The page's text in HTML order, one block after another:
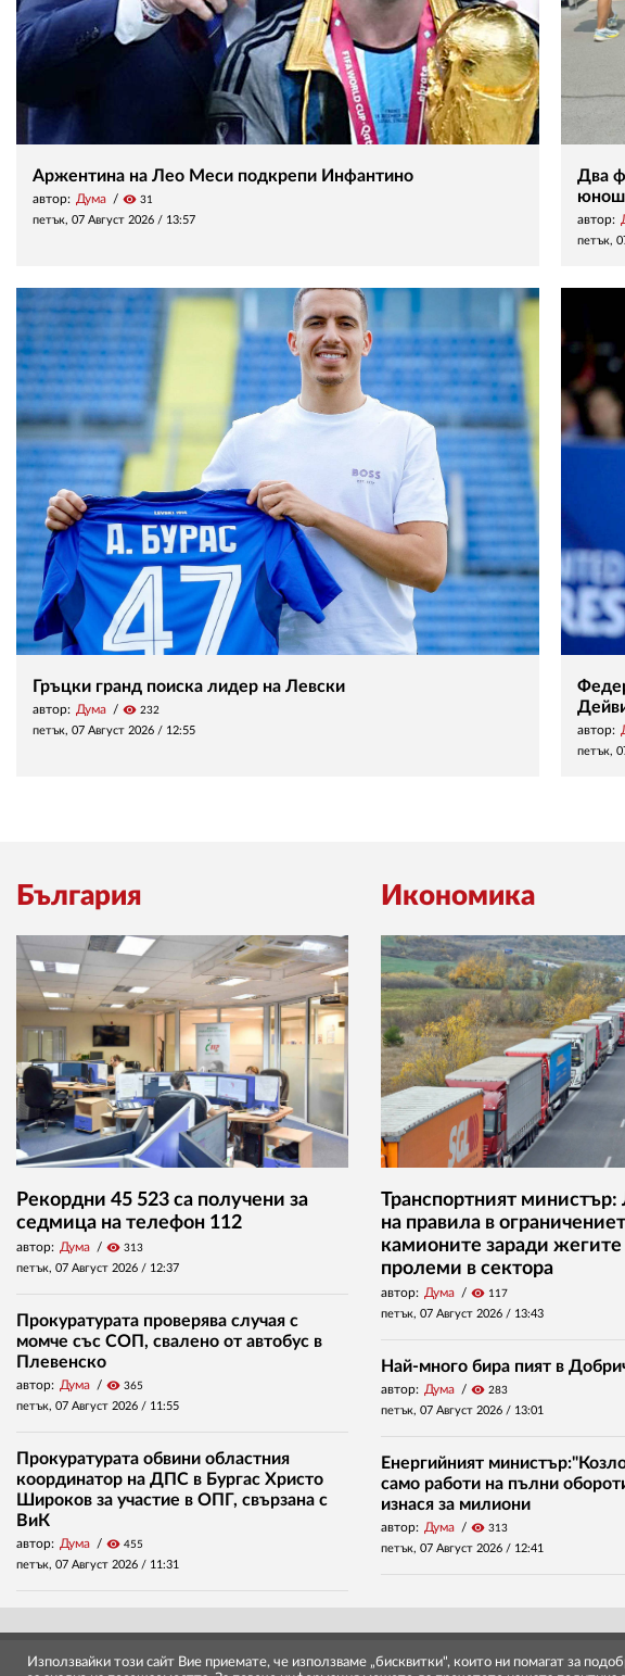
Аржентина на Лео Меси подкрепи Инфантино
автор: Дума visibility 31
петък, 07 Август 2026 / 13:57
Два
автор:
петък,
Гръцки гранд поиска лидер на Левски
автор: Дума visibility 232
петък, 07 Август 2026 / 12:55 автор:
петък,
България
Рекордни 45 523 са получени за
седмица на телефон 112
автор: Дума visibility 313
петък, 07 Август 2026 / 12:37
Прокуратурата проверява случая с
момче със СОП, свалено от автобус в
Плевенско
автор: Дума visibility 365
петък, 07 Август 2026 / 11:55
Прокуратурата обвини областния
координатор на ДПС в Бургас Христо
Широков за участие в ОПГ, свързана с
ВиК
автор: Дума visibility 455
петък, 07 Август 2026 / 11:31
Икономика
Транспортният министър:
на правила в
камионите заради жегите
пролеми в сектора
автор: Дума visibility 117
петък, 07 Август 2026 / 13:43
Най-много бира пият в
автор: Дума visibility 283
петък, 07 Август 2026 / 13:01
Енергийният
само работи на пълни
изнася за милиони
автор: Дума visibility 313
петък, 07 Август 2026 / 12:41
Използвайки този сайт Вие приемате, че използваме „бисквитки", които ни помагат за